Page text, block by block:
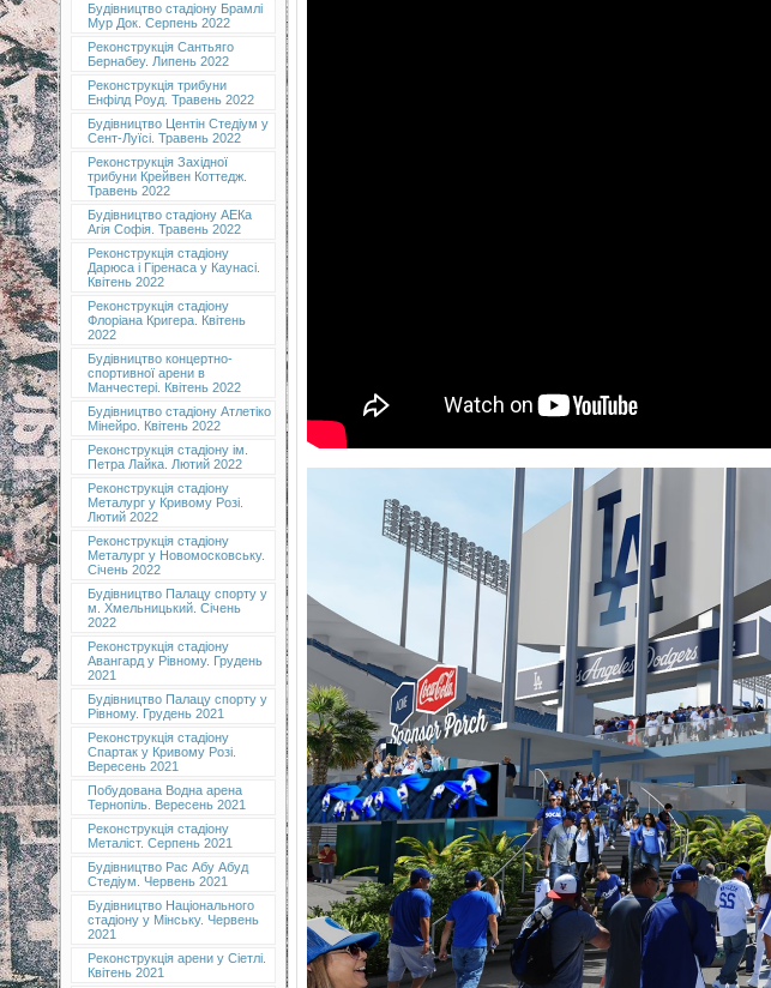
Будівництво стадіону Брамлі
Мур Док. Серпень 2022
Реконструкція Сантьяго
Бернабеу. Липень 2022
Реконструкція трибуни
Енфілд Роуд. Травень 2022
Будівництво Центін Стедіум у
Сент-Луїсі. Травень 2022
Реконструкція Західної
трибуни Крейвен Коттедж.
Травень 2022
Будівництво стадіону АЕКа
Агія Софія. Травень 2022
Реконструкція стадіону
Дарюса і Гіренаса у Каунасі.
Квітень 2022
Реконструкція стадіону
Флоріана Кригера. Квітень
2022
Будівництво концертно-
спортивної арени в
Манчестері. Квітень 2022
Будівництво стадіону Атлетіко
Мінейро. Квітень 2022
Реконструкція стадіону ім.
Петра Лайка. Лютий 2022
Реконструкція стадіону
Металург у Кривому Розі.
Лютий 2022
Реконструкція стадіону
Металург у Новомосковську.
Січень 2022
Будівництво Палацу спорту у
м. Хмельницький. Січень
2022
Реконструкція стадіону
Авангард у Рівному. Грудень
2021
Будівництво Палацу спорту у
Рівному. Грудень 2021
Реконструкція стадіону
Спартак у Кривому Розі.
Вересень 2021
Побудована Водна арена
Тернопіль. Вересень 2021
Реконструкція стадіону
Металіст. Серпень 2021
Будівництво Рас Абу Абуд
Стедіум. Червень 2021
Будівництво Національного
стадіону у Мінську. Червень
2021
Реконструкція арени у Сіетлі.
Квітень 2021